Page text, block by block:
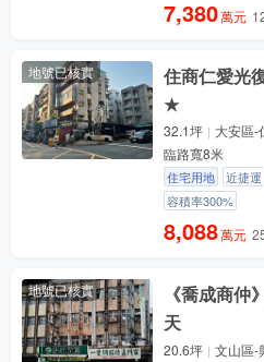
7,380萬元
地號已核實
住商仁愛光
★
32.1坪
大安區-
臨路寬8米
住宅用地 近捷運
容積率300%
8,088萬元
地號已核實
《喬成商仲
天
20.6坪
文山區-